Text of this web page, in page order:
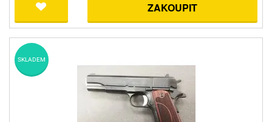
ZAKOUPIT
SKLADEM